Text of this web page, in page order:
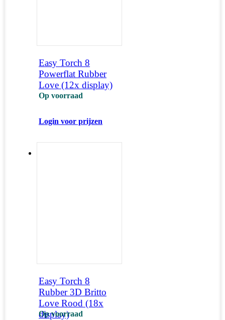
Easy Torch 8
Powerflat Rubber
Love (12x display)
Op voorraad
Login voor prijzen
Easy Torch 8
Rubber 3D Britto
Love Rood (18x
display)
Op voorraad